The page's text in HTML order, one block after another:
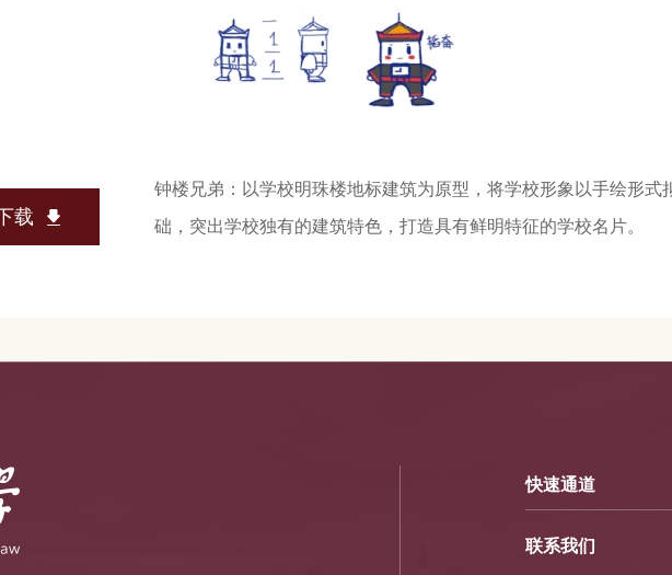
载
钟楼兄弟：以学校明珠楼地标建筑为原型，将学校形象以手绘形式
础，突出学校独有的建筑特色，打造具有鲜明特征的学校名片。
快速通道
联系我们